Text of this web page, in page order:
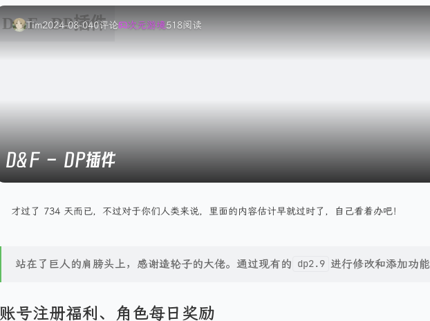
Tim2024-08-040评论 次元游境518阅读
D&F - DP插件
才过了 734 天而已，不过对于你们人类来说，里面的内容估计早就过时了，自己看着办吧！
站在了巨人的肩膀头上，感谢造轮子的大佬。通过现有的 dp2.9 进行修改和添加功能
账号注册福利、角色每日奖励